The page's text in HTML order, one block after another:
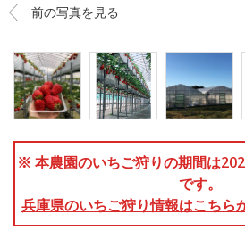
前の写真を見る
※ 本農園のいちご狩りの期間は
です。
兵庫県のいちご狩り情報はこちら